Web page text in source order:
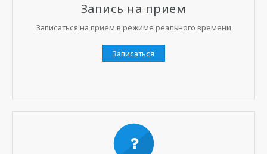
Запись на прием
Записаться на прием в режиме реального времени
Записаться